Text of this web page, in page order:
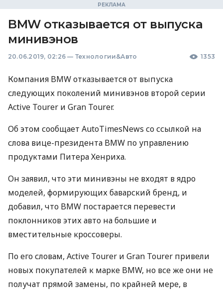
BMW отказывается от выпуска
минивэнов
20.06.2019, 02:26 — Технологии&Авто 1353
Компания BMWотказывается от выпуска
следующих поколений минивэнов второй серии
Active Tourer и Gran Tourer.
Об этом сообщает AutoTimesNews со ссылкой на
слова вице-президента BMW по управлению
продуктами Питера Хенриха.
Он заявил, что эти минивэны не входят в ядро
моделей, формирующих баварский бренд, и
добавил, что BMW постарается перевести
поклонников этих авто на большие и
вместительные кроссоверы.
По его словам, Active Tourer и Gran Tourer привели
новых покупателей к марке BMW, но все же они не
получат прямой замены, по крайней мере, в